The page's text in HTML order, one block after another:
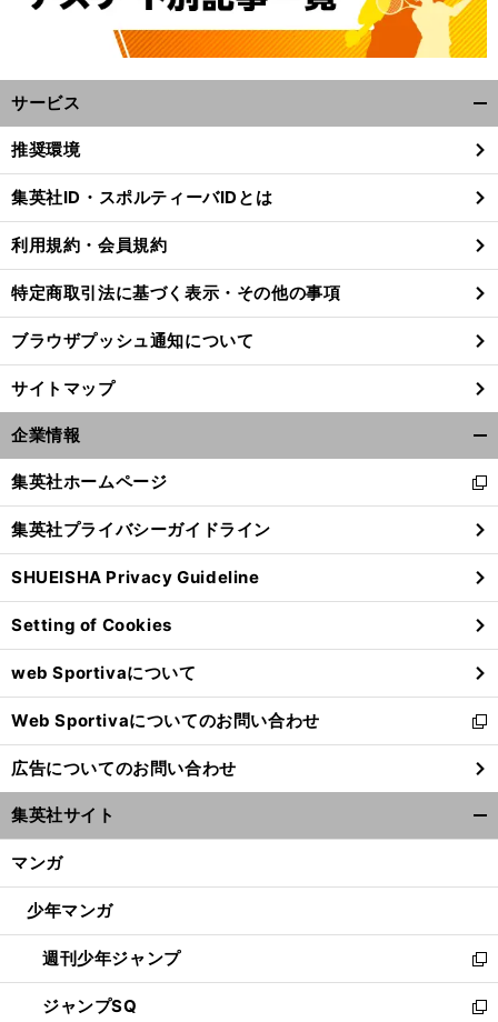
サービス
閉
る
推奨環境
集英社ID・スポルティーバIDとは
利用規約・会員規約
特定商取引法に基づく表示・その他の事項
ブラウザプッシュ通知について
サイトマップ
企業情報
閉
る
集英社ホームページ
新
し
い
ウ
ィ
ン
ド
ウ
で
開
く
集英社プライバシーガイドライン
SHUEISHA Privacy Guideline
Setting of Cookies
web Sportivaについて
Web Sportivaについてのお問い合わせ
新
し
い
ウ
ィ
ン
ウ
開
く
広告についてのお問い合わせ
集英社サイト
マンガ
少年マンガ
週刊少年ジャンプ
新
し
い
ジャンプSQ
新